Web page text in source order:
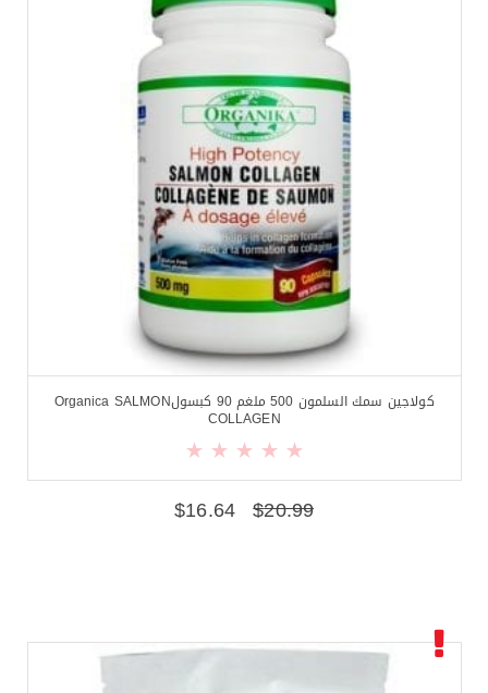
كولاجين سمك السلمون 500 ملغم 90 كبسولOrganica SALMON
COLLAGEN
$20.99
$16.64